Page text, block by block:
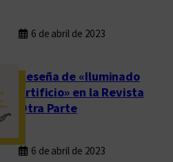
6 de abril de 2023
Reseña de «Iluminado
artificio» en la Revista
Otra Parte
6 de abril de 2023